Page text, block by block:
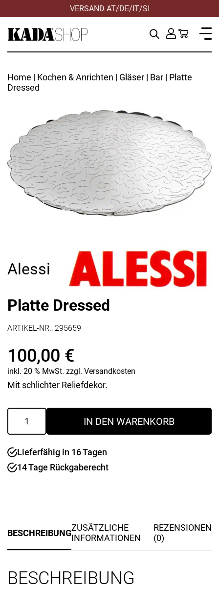
HILFE & KONTAKT
VERSAND AT/DE/IT/SI
Home | Kochen & Anrichten | Gläser | Bar | Platte
Dressed
Alessi
Platte Dressed
ARTIKEL-NR.: 295659
100,00 €
inkl. 20 % MwSt. zzgl. Versandkosten
Mit schlichter Reliefdekor.
Platte
Dressed
Menge
IN DEN WARENKORB
Lieferfähig in 16 Tagen
14 Tage Rückgaberecht
BESCHREIBUNGZUSÄTZLICHE
INFORMATIONEN
REZENSIONEN
(0)
BESCHREIBUNG